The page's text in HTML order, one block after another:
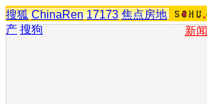
搜狐 ChinaRen 17173 焦点房地
产 搜狗 新闻